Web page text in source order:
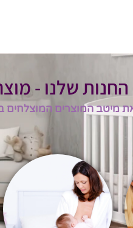
החנות שלנו -
מיטב המוצרים המוצלחים